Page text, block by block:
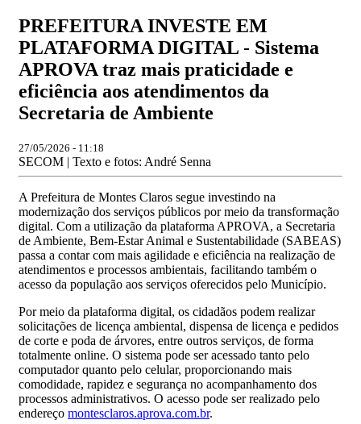
PREFEITURA INVESTE EM
PLATAFORMA DIGITAL - Sistema
APROVA traz mais praticidade e
eficiência aos atendimentos da
Secretaria de Ambiente
27/05/2026 - 11:18
SECOM | Texto e fotos: André Senna
A Prefeitura de Montes Claros segue investindo na
modernização dos serviços públicos por meio da transformação
digital. Com a utilização da plataforma APROVA, a Secretaria
de Ambiente, Bem-Estar Animal e Sustentabilidade (SABEAS)
passa a contar com mais agilidade e eficiência na realização de
atendimentos e processos ambientais, facilitando também o
acesso da população aos serviços oferecidos pelo Município.
Por meio da plataforma digital, os cidadãos podem realizar
solicitações de licença ambiental, dispensa de licença e pedidos
de corte e poda de árvores, entre outros serviços, de forma
totalmente online. O sistema pode ser acessado tanto pelo
computador quanto pelo celular, proporcionando mais
comodidade, rapidez e segurança no acompanhamento dos
processos administrativos. O acesso pode ser realizado pelo
endereço montesclaros.aprova.com.br.